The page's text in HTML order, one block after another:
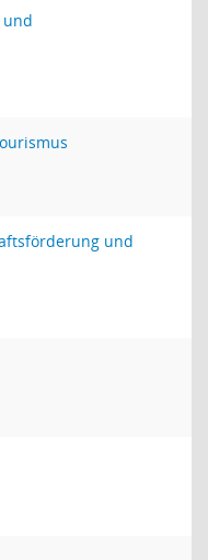
und
und